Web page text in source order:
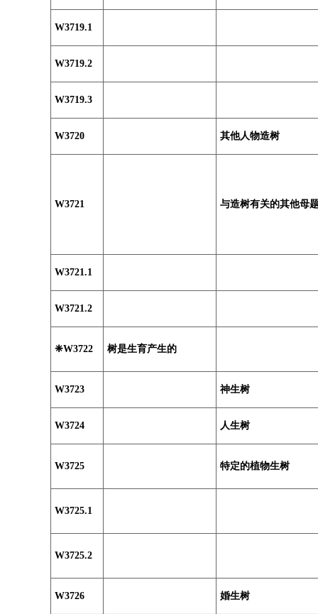
W3719.1
W3719.2
W3719.3
W3720 其他人物造树
W3721 与造树有关的其他母
W3721.1
W3721.2
❈W3722 树是生育产生的
W3723 神生树
W3724 人生树
W3725 特定的植物生树
W3725.1
W3725.2
W3726 婚生树